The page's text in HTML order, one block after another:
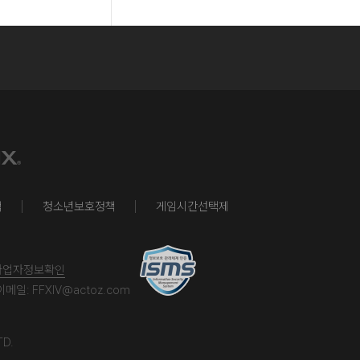
청소년보호정책 게임시간선택제
자정보확인
메일: FFXIV@actoz.com